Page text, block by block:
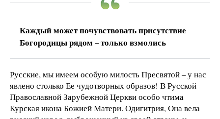
Каждый может почувствовать присутствие
Богородицы рядом – только взмолись
Русские, мы имеем особую милость Пресвятой – у нас
явлено столько Ее чудотворных образов! В Русской
Православной Зарубежной Церкви особо чтима
Курская икона Божией Матери. Одигитрия, Она вела